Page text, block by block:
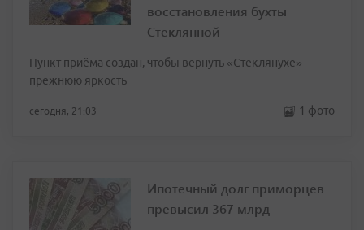
восстановления бухты
Стеклянной
Пункт приёма создан, чтобы вернуть «Стеклянухе»
прежнюю яркость
сегодня, 21:03 1 фото
Ипотечный долг приморцев
превысил 367 млрд